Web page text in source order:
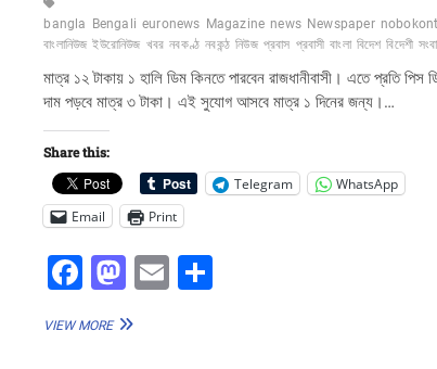
bangla Bengali euronews Magazine news Newspaper
বাংলানিউজ ইউরোনিউজ খবর নবকণ্ঠ নবকন্ঠ নিউজ প্রবাস প্রবাসী বাংলা বিদেশ বিদেশী
মাত্র ১২ টাকায় ১ হালি ডিম কিনতে পারবেন রাজধানীবাসী। এতে প্রতি পিস
দাম পড়বে মাত্র ৩ টাকা। এই সুযোগ আসবে মাত্র ১ দিনের জন্য।…
Share this:
Telegram
WhatsApp
Email
Print
F
c
M
a
st
E
VIEW MOREবিশ্ব